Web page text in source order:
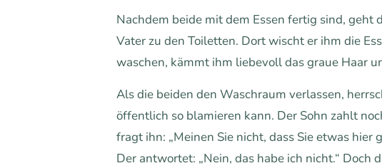
Nachdem beide mit dem Essen fertig sind, geht
Vater zu den Toiletten. Dort wischt er ihm die
waschen, kämmt ihm liebevoll das graue Haar
Als die beiden den Waschraum verlassen,
öffentlich so blamieren kann. Der Sohn zahlt
fragt ihn: „Meinen Sie nicht, dass Sie etwas hier
Der antwortet: „Nein, das habe ich nicht.“ Doch